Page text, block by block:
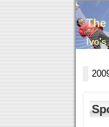
The